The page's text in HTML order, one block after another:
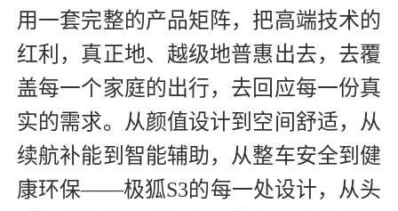
用一套完整的产品矩阵，把高端技术的
红利，真正地、越级地普惠出去，去覆
盖每一个家庭的出行，去回应每一份真
实的需求。从颜值设计到空间舒适，从
续航补能到智能辅助，从整车安全到健
康环保——极狐S3的每一处设计，从头